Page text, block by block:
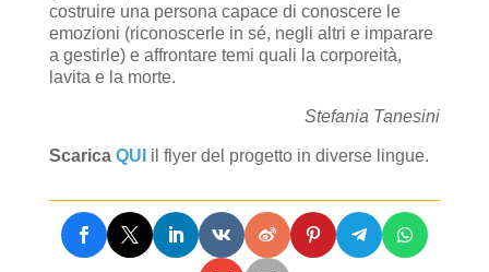
costruire una persona capace di conoscere le
emozioni (riconoscerle in sé, negli altri e imparare
a gestirle) e affrontare temi quali la corporeità,
lavita e la morte.
Stefania Tanesini
Scarica QUI il flyer del progetto in diverse lingue.